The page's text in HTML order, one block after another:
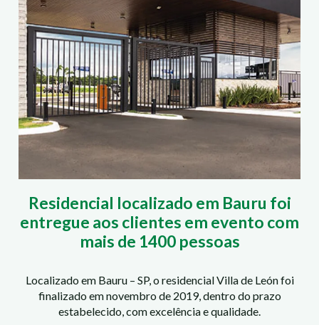
Residencial localizado em Bauru foi
entregue aos clientes em evento com
mais de 1400 pessoas
Localizado em Bauru – SP, o residencial Villa de León foi
finalizado em novembro de 2019, dentro do prazo
estabelecido, com excelência e qualidade.